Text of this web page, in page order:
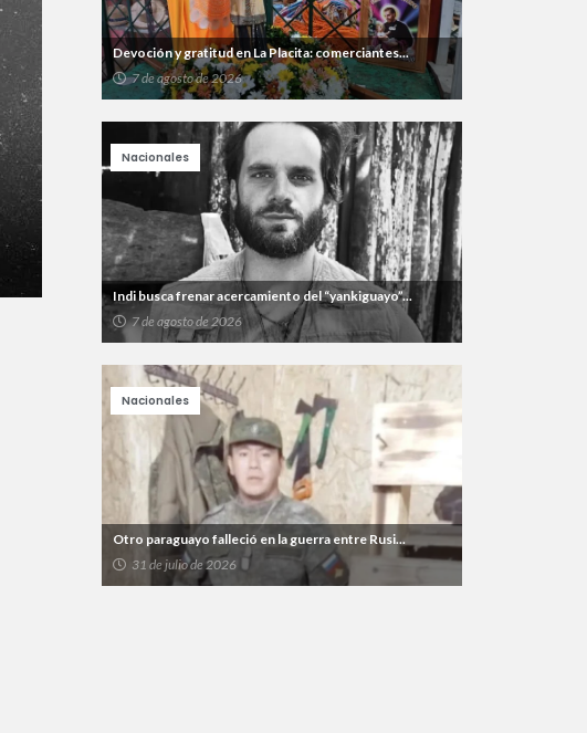
Devoción y gratitud en La Placita: comerciantes...
7 de agosto de 2026
Indi busca frenar acercamiento del “yankiguayo”...
7 de agosto de 2026
Nacionales
Otro paraguayo falleció en la guerra entre Rusi...
31 de julio de 2026
Nacionales